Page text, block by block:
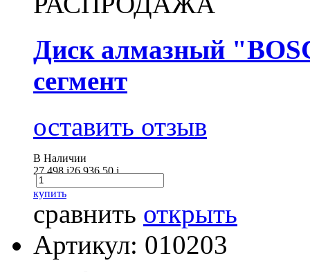
Диск алмазный
сегмент
оставить отзыв
В Наличии
27 498i26 936.50i
купить
сравнить открыть
Артикул: 010203